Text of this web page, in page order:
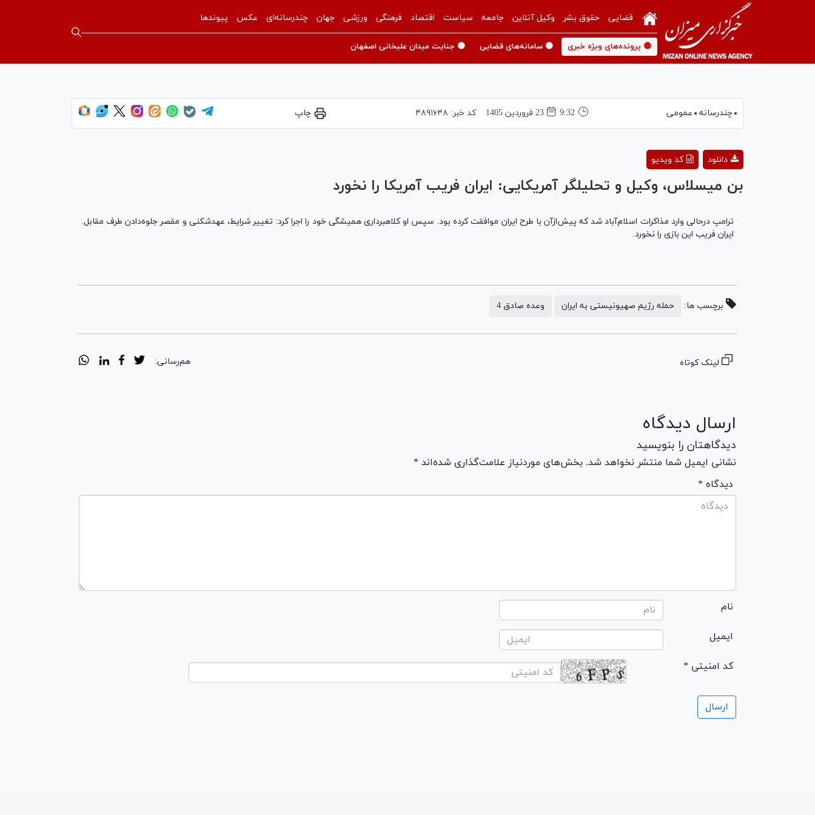
قضایی حقوق بشر وکیل آنلاین جامعه سیاست اقتصاد فرهنگی ورزشی جهان چندرسانه‌ای عکس پیوندها
🟡 پرونده‌های ویژه خبری 🟡 سامانه‌های قضایی 🟡 جنایت میدان علیخانی اصفهان
چندرسانه عمومی 9:32 23 فروردين 1405 کد خبر: ۴۸۹۱۶۴۸ چاپ
Video
کد ویدیو دانلود
بن میسلاس، وکیل و تحلیلگر آمریکایی: ایران فریب آمریکا را نخورد
ترامپ درحالی وارد مذاکرات اسلام‌آباد شد که پیش‌ازآن با طرح ایران موافقت کرده بود. سپس او کلاهبرداری همیشگی خود را اجرا کرد: تغییر شرایط، عهدشکنی و مقصر جلوه‌دادن طرف مقابل.
ایران فریب این بازی را نخورد.
برچسب ها: حمله رژیم صهیونیستی به ایران وعده صادق 4
لینک کوتاه هم‌رسانی:
ارسال دیدگاه
دیدگاهتان را بنویسید
نشانی ایمیل شما منتشر نخواهد شد. بخش‌های موردنیاز علامت‌گذاری شده‌اند *
* دیدگاه
نام
ایمیل
* کد امنیتی